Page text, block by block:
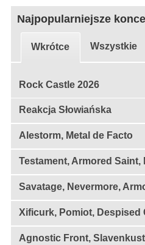
Najpopularniejsze
Wkrótce Wszystkie
Rock Castle 2026
Reakcja Słowiańska
Alestorm, Metal de Facto
Testament, Armored Saint,
Savatage, Nevermore,
Xificurk, Pomiot, Despised
Agnostic Front,